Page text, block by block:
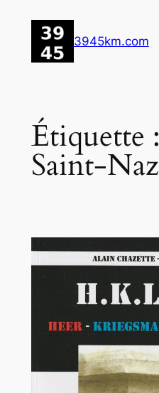
contenu
3945km.com
Étiquette :
Saint-